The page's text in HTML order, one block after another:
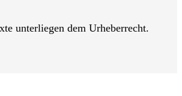
unterliegen dem Urheberrecht.